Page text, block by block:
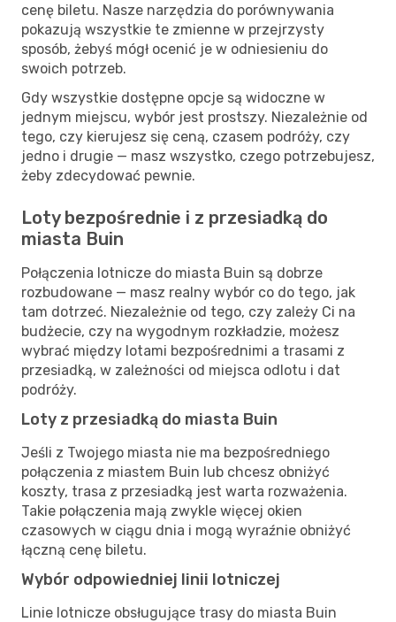
cenę biletu. Nasze narzędzia do porównywania
pokazują wszystkie te zmienne w przejrzysty
sposób, żebyś mógł ocenić je w odniesieniu do
swoich potrzeb.
Gdy wszystkie dostępne opcje są widoczne w
jednym miejscu, wybór jest prostszy. Niezależnie od
tego, czy kierujesz się ceną, czasem podróży, czy
jedno i drugie — masz wszystko, czego potrzebujesz,
żeby zdecydować pewnie.
Loty bezpośrednie i z przesiadką do
miasta Buin
Połączenia lotnicze do miasta Buin są dobrze
rozbudowane — masz realny wybór co do tego, jak
tam dotrzeć. Niezależnie od tego, czy zależy Ci na
budżecie, czy na wygodnym rozkładzie, możesz
wybrać między lotami bezpośrednimi a trasami z
przesiadką, w zależności od miejsca odlotu i dat
podróży.
Loty z przesiadką do miasta Buin
Jeśli z Twojego miasta nie ma bezpośredniego
połączenia z miastem Buin lub chcesz obniżyć
koszty, trasa z przesiadką jest warta rozważenia.
Takie połączenia mają zwykle więcej okien
czasowych w ciągu dnia i mogą wyraźnie obniżyć
łączną cenę biletu.
Wybór odpowiedniej linii lotniczej
Linie lotnicze obsługujące trasy do miasta Buin